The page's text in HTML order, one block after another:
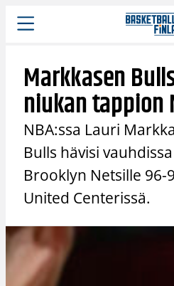
Siirry
sisältöön
Markkasen
niukan tappion
NBA:ssa Lauri
Bulls hävisi
Brooklyn Netsille 96-
United Centerissä.